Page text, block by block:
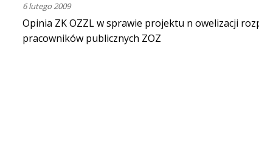
6 lutego 2009
Opinia ZK OZZL w sprawie projektu n owelizacji
pracowników publicznych ZOZ